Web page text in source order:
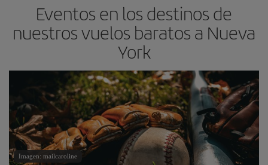
Eventos en los destinos de
nuestros vuelos baratos a Nueva
York
Imagen: mailcaroline